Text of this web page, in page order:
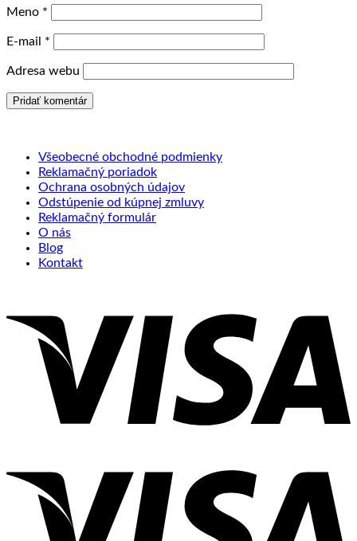
Meno *
E-mail *
Adresa webu
Všeobecné obchodné podmienky
Reklamačný poriadok
Ochrana osobných údajov
Odstúpenie od kúpnej zmluvy
Reklamačný formulár
O nás
Blog
Kontakt